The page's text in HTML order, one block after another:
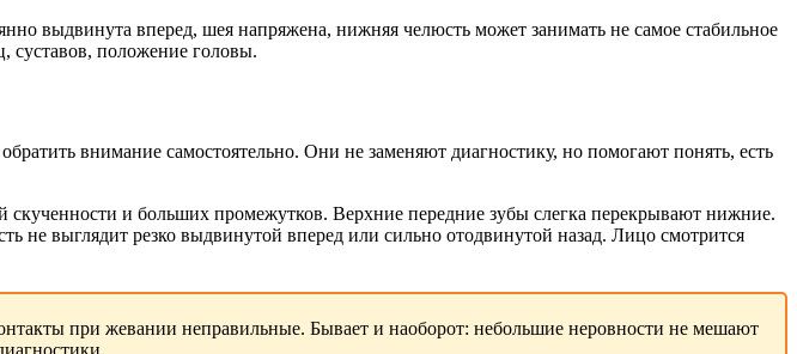
выдвинута вперед, шея напряжена, нижняя челюсть может занимать не самое стабильное
суставов, положение головы.
внимание самостоятельно. Они не заменяют диагностику, но помогают понять, есть
и больших промежутков. Верхние передние зубы слегка перекрывают нижние.
выглядит резко выдвинутой вперед или сильно отодвинутой назад. Лицо смотрится
при жевании неправильные. Бывает и наоборот: небольшие неровности не мешают